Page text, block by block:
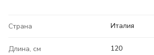
Страна Италия
Длина, см 120